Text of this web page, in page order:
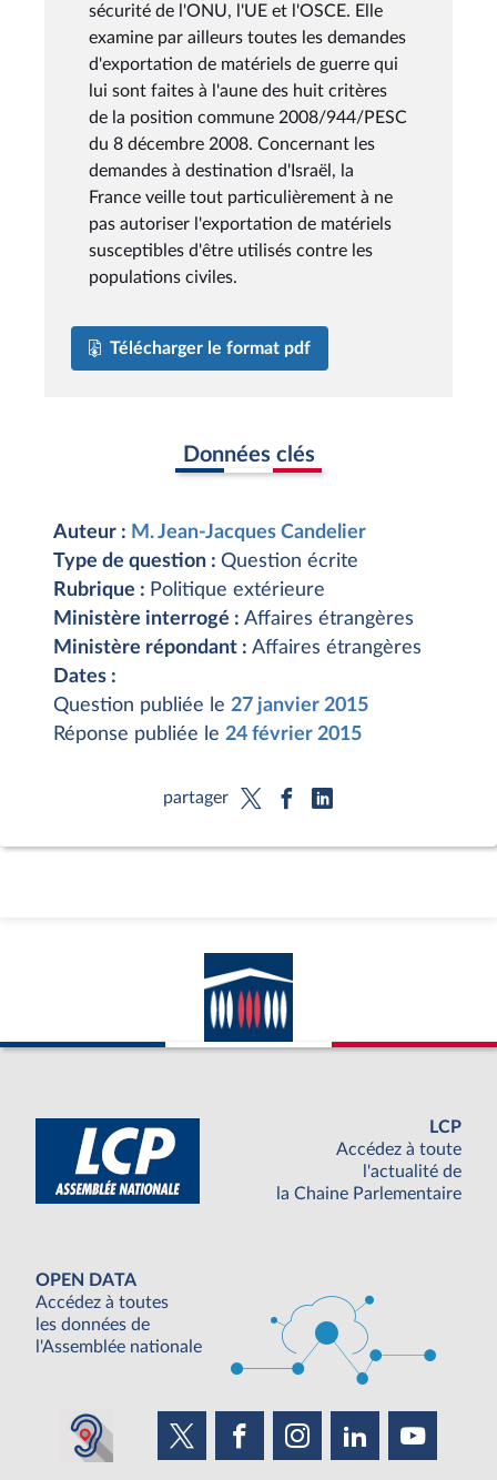
sécurité de l'ONU, l'UE et l'OSCE. Elle
examine par ailleurs toutes les demandes
d'exportation de matériels de guerre qui
lui sont faites à l'aune des huit critères
de la position commune 2008/944/PESC
du 8 décembre 2008. Concernant les
demandes à destination d'Israël, la
France veille tout particulièrement à ne
pas autoriser l'exportation de matériels
susceptibles d'être utilisés contre les
populations civiles.
Télécharger le format pdf
Données clés
Auteur : M. Jean-Jacques Candelier
Type de question : Question écrite
Rubrique : Politique extérieure
Ministère interrogé : Affaires étrangères
Ministère répondant : Affaires étrangères
Dates :
Question publiée le 27 janvier 2015
Réponse publiée le 24 février 2015
partager
LCP
Accédez à toute
l'actualité de
la Chaine Parlementaire
OPEN DATA
Accédez à toutes
les données de
l'Assemblée nationale